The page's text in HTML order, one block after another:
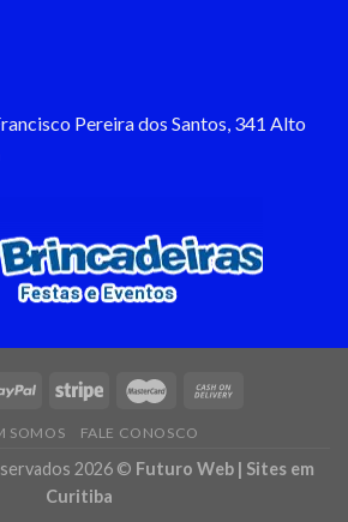
Pereira dos Santos, 341 Alto
SOMOS FALE CONOSCO
2026 © Futuro Web | Sites em
Curitiba